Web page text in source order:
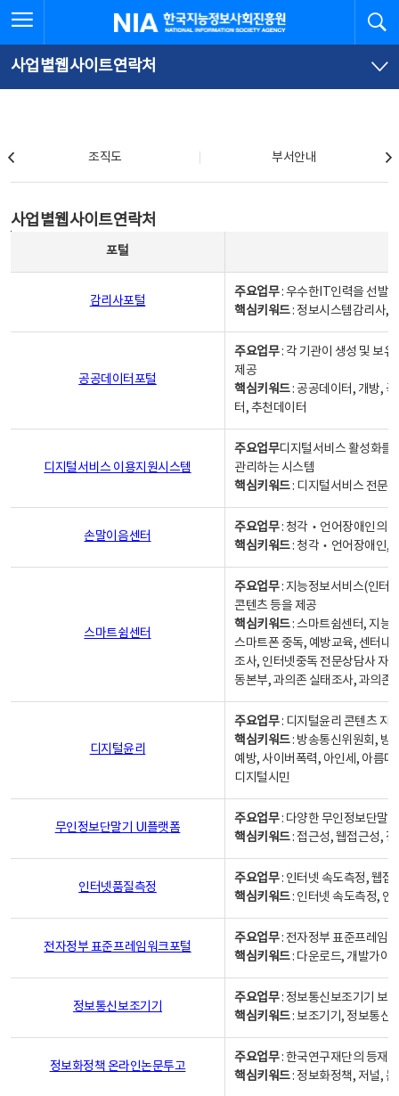
문
로
가
체
뉴
바
가
한국지능정보사회진흥원
사업별웹사이트연락처
조직도 부서안내
사업별웹사이트연락처
포털
감리사포털
주요업무: 우수한IT인력을 선발
핵심키워드: 정보시스템감리사,
공공데이터포털
주요업무: 각 기관이 생성 및 보
제공
핵심키워드: 공공데이터, 개방,
터, 추천데이터
디지털서비스 이용지원시스템
주요업무디지털서비스 활성화를
관리하는 시스템
핵심키워드: 디지털서비스 전문
손말이음센터
주요업무: 청각‧언어장애인의
핵심키워드: 청각‧언어장애인,
스마트쉼센터
주요업무: 지능정보서비스(인터
콘텐츠 등을 제공
핵심키워드: 스마트쉼센터, 지능
스마트폰 중독, 예방교육, 센터내
조사, 인터넷중독 전문상담사 자
동본부, 과의존 실태조사, 과의존
디지털윤리
주요업무: 디지털윤리 콘텐츠 지
핵심키워드: 방송통신위원회, 방
예방, 사이버폭력, 아인세, 아름
디지털시민
무인정보단말기 UI플랫폼
주요업무: 다양한 무인정보단말
핵심키워드: 접근성, 웹접근성,
인터넷품질측정
주요업무: 인터넷 속도측정, 웹접
핵심키워드: 인터넷 속도측정, 인
전자정부 표준프레임워크포털
주요업무: 전자정부 표준프레임
핵심키워드: 다운로드, 개발가이
정보통신보조기기
주요업무: 정보통신보조기기 보
핵심키워드: 보조기기, 정보통신
정보화정책 온라인논문투고
주요업무: 한국연구재단의 등재
핵심키워드: 정보화정책, 저널,